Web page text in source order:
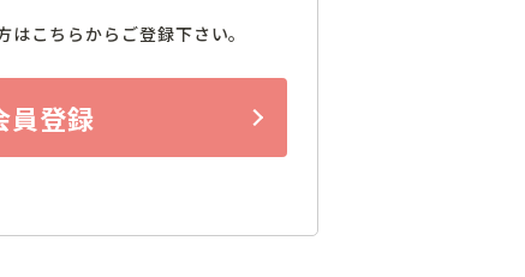
こちらからご登録下さい。
員登録